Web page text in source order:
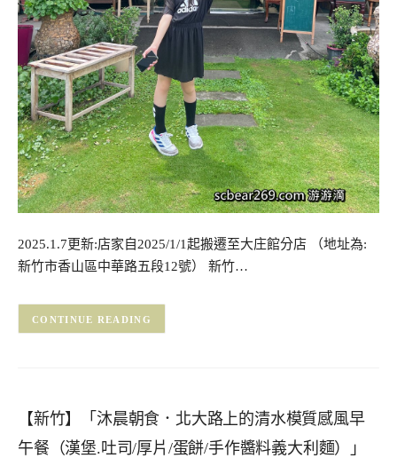
2025.1.7更新:店家自2025/1/1起搬遷至大庄館分店 （地址為:
新竹市香山區中華路五段12號） 新竹…
CONTINUE READING
【新竹】「沐晨朝食．北大路上的清水模質感風早
午餐（漢堡.吐司/厚片/蛋餅/手作醬料義大利麵）」